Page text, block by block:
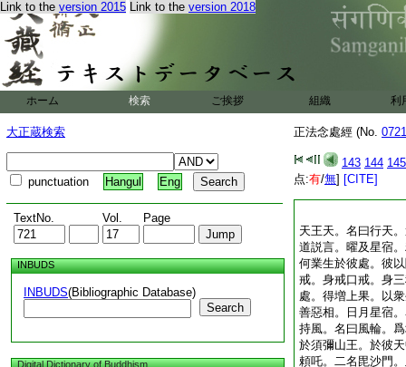
Link to the version 2015 Link to the version 2018
ホーム 検索 ご挨拶 組織 利
大正蔵検索
punctuation Hangul Eng
TextNo. Vol. Page
INBUDS
INBUDS(Bibliographic Database)
Search
Digital Dictionary of Buddhism
正法念處經 (No.
143 144 145
点:有/無] [CITE]
天王天。名曰行天
道説言。曜及星宿
何業生於彼處。彼
戒。身戒口戒。身
處。得増上果。以
善惡相。日月星宿
持風。名曰風輪。
於須彌山王。於彼
頼吒。二名毘沙門